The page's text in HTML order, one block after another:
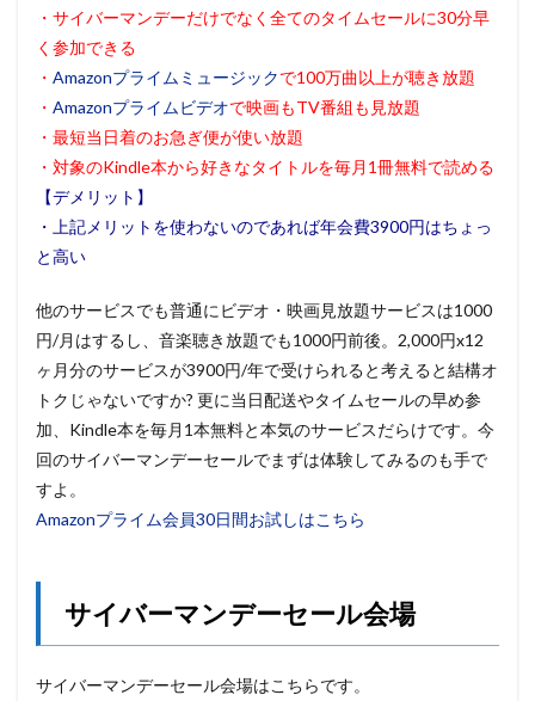
・サイバーマンデーだけでなく全てのタイムセールに30分早
く参加できる
・ Amazonプライムミュージックで100万曲以上が聴き放題
・ Amazonプライムビデオで映画もTV番組も見放題
・最短当日着のお急ぎ便が使い放題
・対象のKindle本から好きなタイトルを毎月1冊無料で読める
【デメリット】
・上記メリットを使わないのであれば年会費3900円はちょっ
と高い
他のサービスでも普通にビデオ・映画見放題サービスは1000
円/月はするし、音楽聴き放題でも1000円前後。2,000円x12
ヶ月分のサービスが3900円/年で受けられると考えると結構オ
トクじゃないですか? 更に当日配送やタイムセールの早め参
加、Kindle本を毎月1本無料と本気のサービスだらけです。今
回のサイバーマンデーセールでまずは体験してみるのも手で
すよ。
Amazonプライム会員30日間お試しはこちら
サイバーマンデーセール会場
サイバーマンデーセール会場はこちらです。